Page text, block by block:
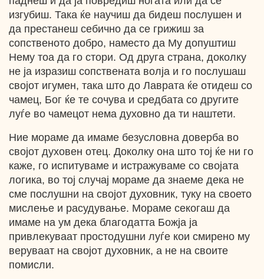
изгубиш. Така ќе научиш да бидеш послушен и
да престанеш себично да се грижиш за
сопственото добро, наместо да Му допуштиш
Нему тоа да го стори. Од друга страна, доколку
не ја изразиш сопствената волја и го послушаш
својот игумен, така што до Лаврата ќе отидеш со
чамец, Бог ќе те сочува и средбата со другите
луѓе во чамецот нема духовно да ти наштети.
Ние мораме да имаме безусловна доверба во
својот духовен отец. Доколку она што тој ќе ни го
каже, го испитуваме и истражуваме со својата
логика, во тој случај мораме да знаеме дека не
сме послушни на својот духовник, туку на своето
мислење и расудување. Мораме секогаш да
имаме на ум дека благодатта Божја ја
привлекуваат простодушни луѓе кои смирено му
веруваат на својот духовник, а не на своите
помисли.